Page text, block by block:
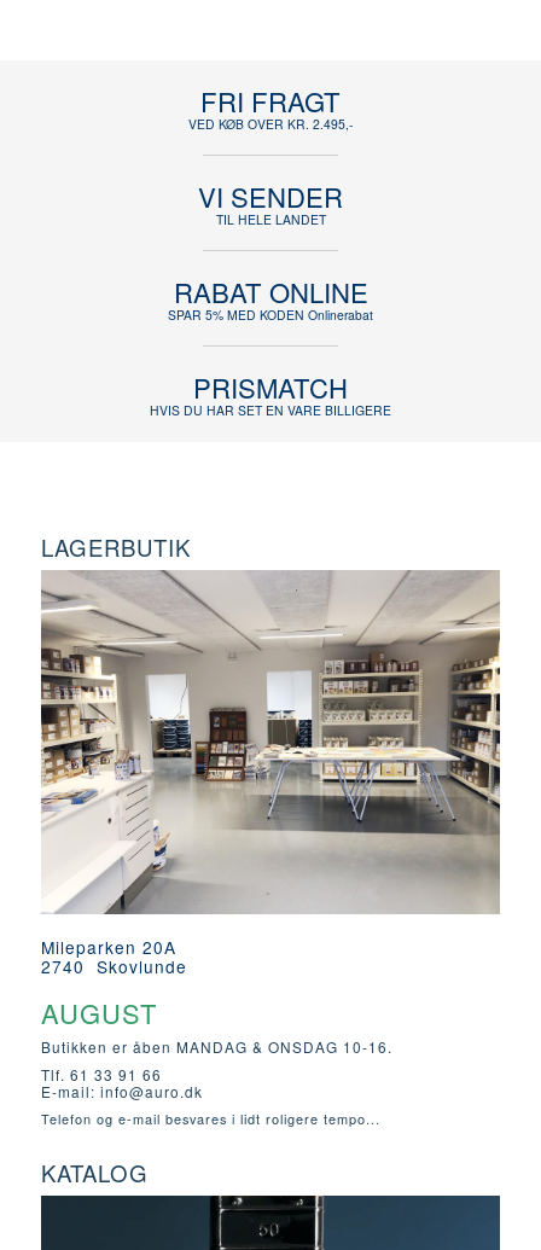
FRI FRAGT
VED KØB OVER KR. 2.495,-
VI SENDER
TIL HELE LANDET
RABAT ONLINE
SPAR 5% MED KODEN Onlinerabat
PRISMATCH
HVIS DU HAR SET EN VARE BILLIGERE
LAGERBUTIK
Mileparken 20A
2740 Skovlunde
AUGUST
Butikken er åben MANDAG & ONSDAG 10-16.
Tlf. 61 33 91 66
E-mail: info@auro.dk
Telefon og e-mail besvares i lidt roligere tempo...
KATALOG